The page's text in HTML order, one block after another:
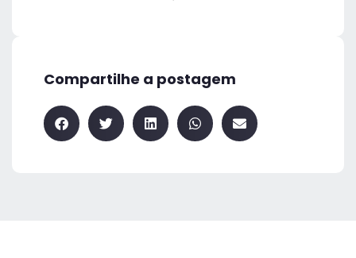
Compartilhe a postagem